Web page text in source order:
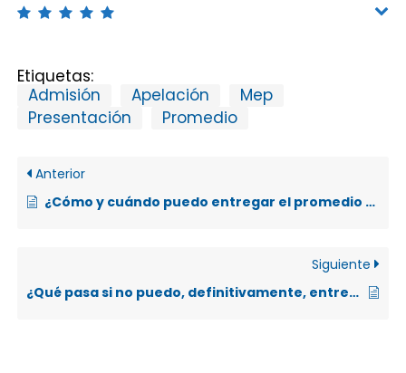
Etiquetas:
Admisión
Apelación
Mep
Presentación
Promedio
Anterior
¿Cómo y cuándo puedo entregar el promedio de presentación para ser admitido en la UNA?
Siguiente
¿Qué pasa si no puedo, definitivamente, entregar el promedio de presentación?